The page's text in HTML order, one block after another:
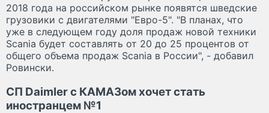
2018 года на российском рынке появятся шведские
грузовики с двигателями "Евро-5". "В планах, что
уже в следующем году доля продаж новой техники
Scania будет составлять от 20 до 25 процентов от
общего объема продаж Scania в России", - добавил
Ровински.
СП Daimler с КАМАЗом хочет стать
иностранцем №1